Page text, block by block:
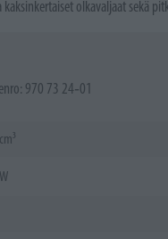
olkavaljaat sekä
970 73 24‑01